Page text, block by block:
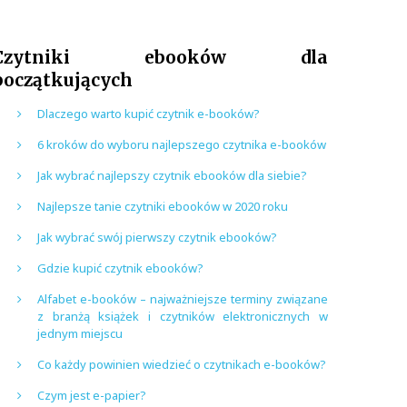
ebooków dla
Dlaczego warto kupić czytnik e-booków?
6 kroków do wyboru najlepszego czytnika e-booków
Jak wybrać najlepszy czytnik ebooków dla siebie?
Najlepsze tanie czytniki ebooków w 2020 roku
Jak wybrać swój pierwszy czytnik ebooków?
Gdzie kupić czytnik ebooków?
Alfabet e-booków – najważniejsze terminy związane
z branżą książek i czytników elektronicznych w
jednym miejscu
Co każdy powinien wiedzieć o czytnikach e-booków?
Czym jest e-papier?